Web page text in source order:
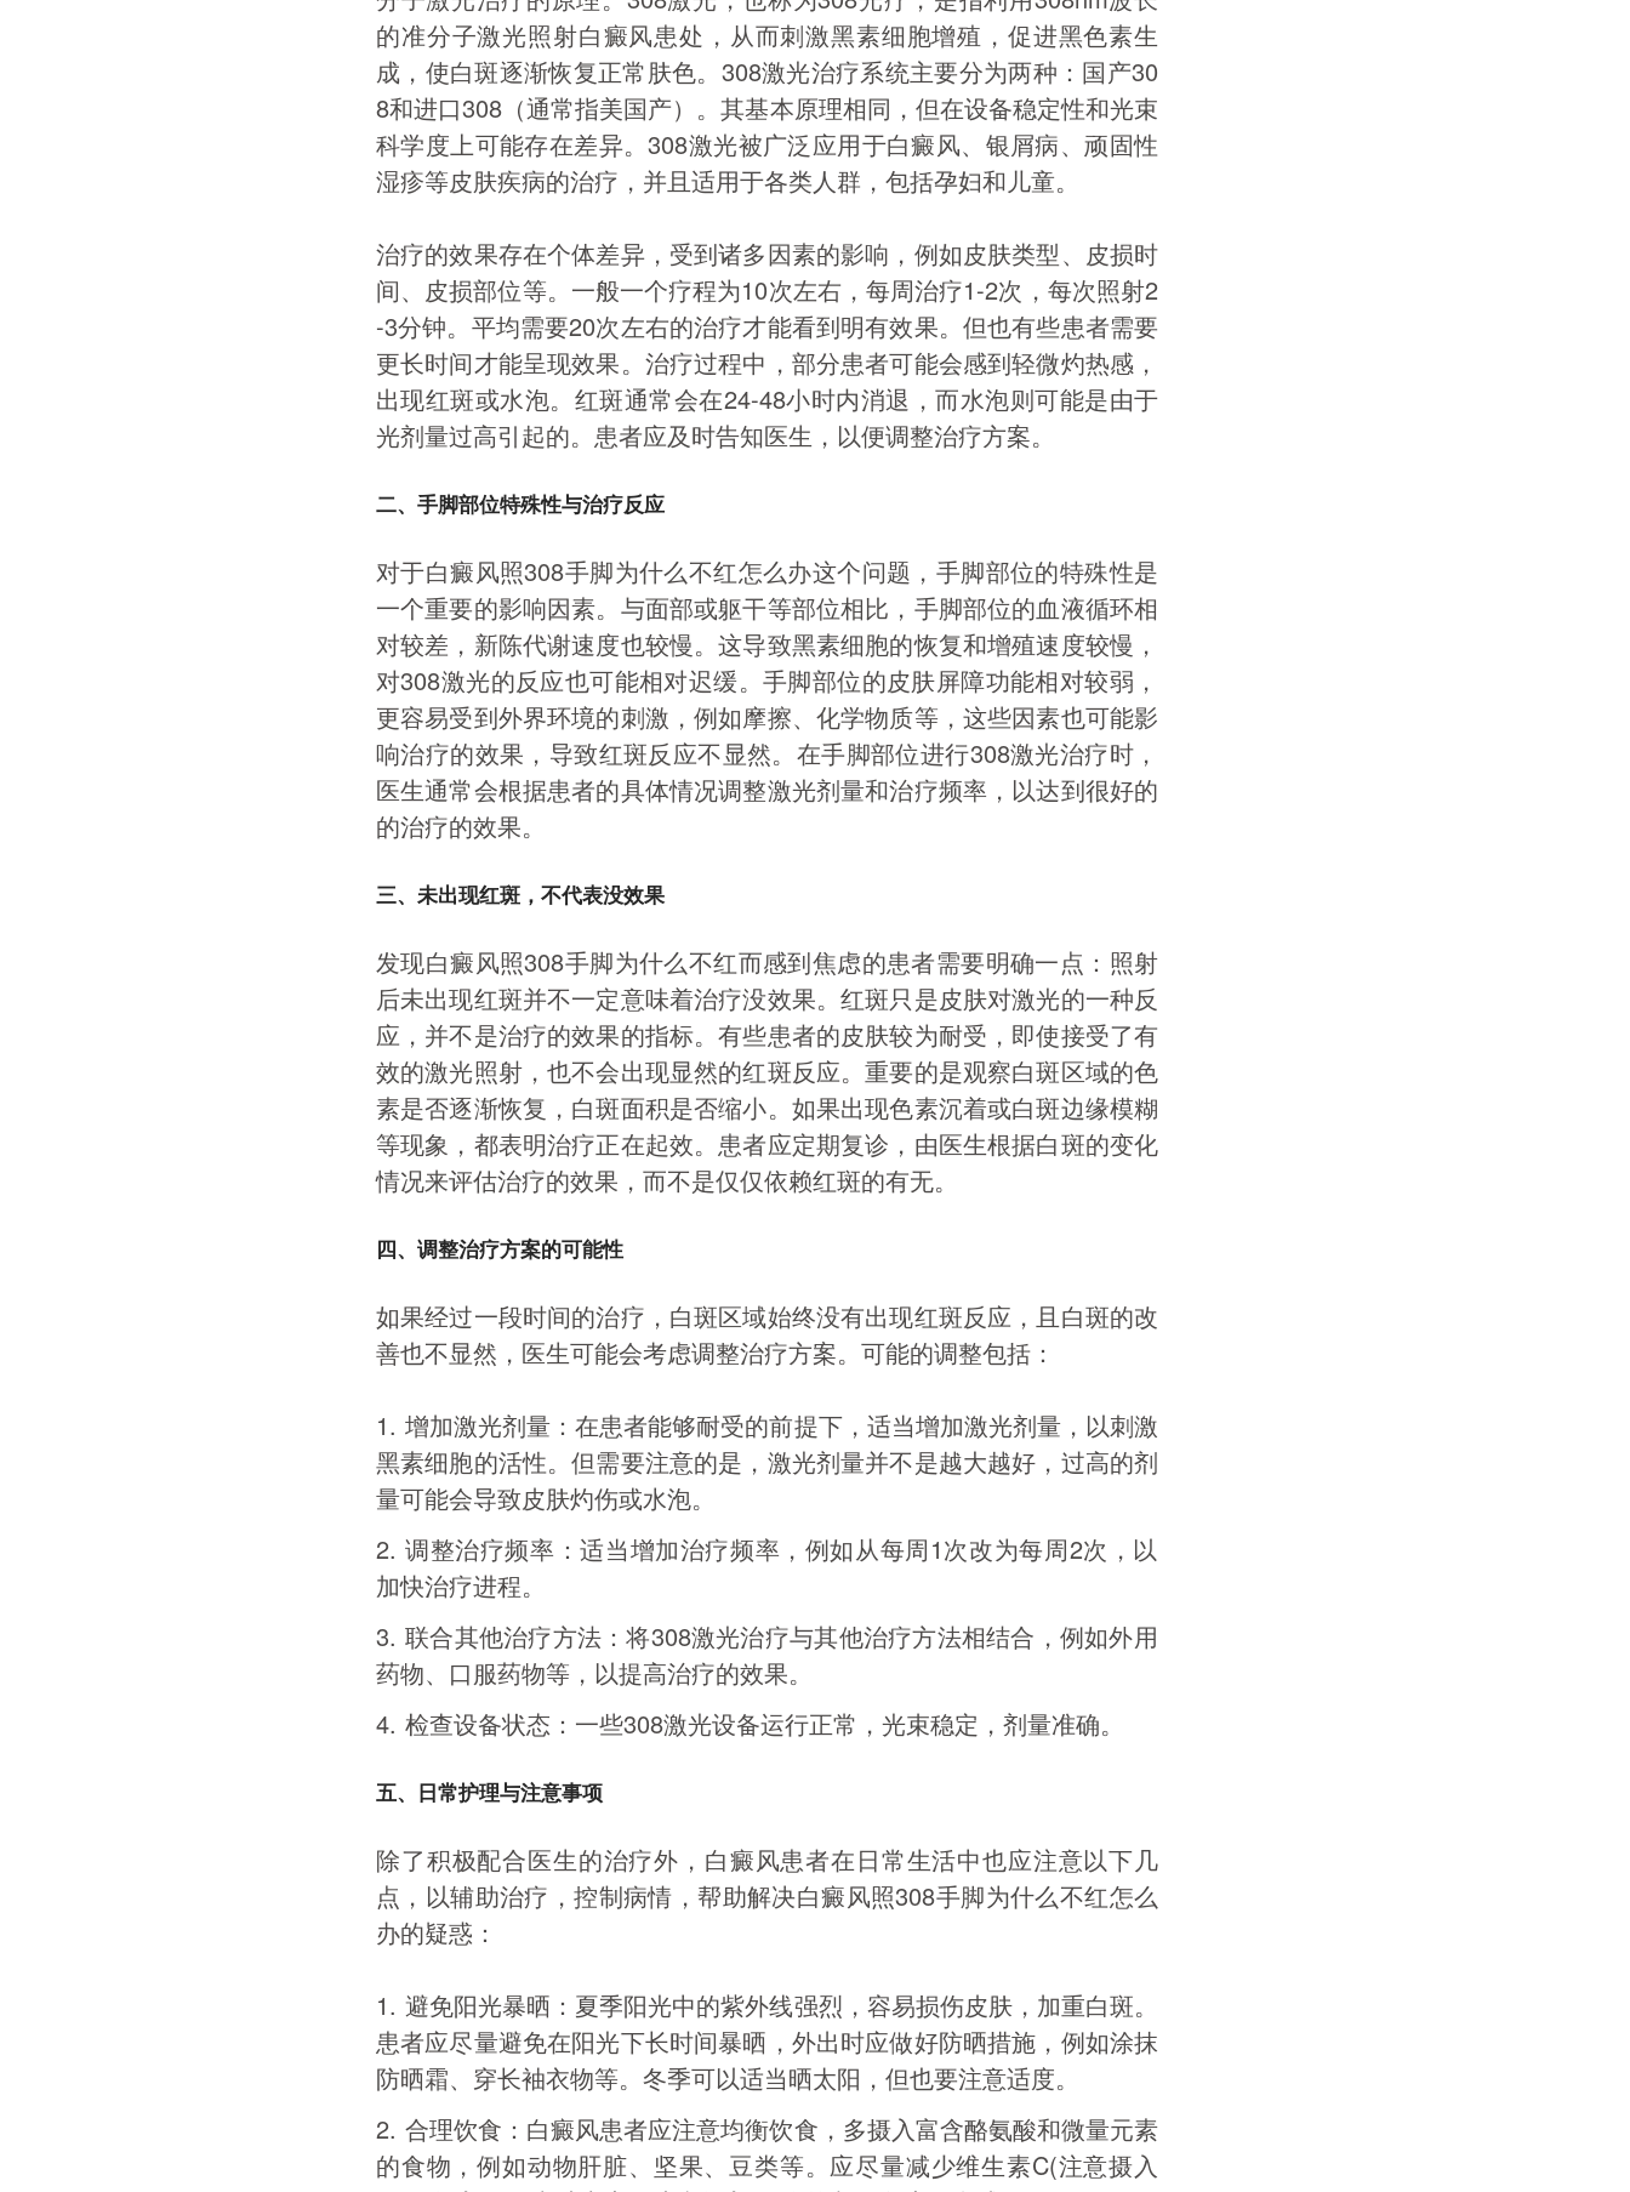
的准分子激光照射白癜风患处，从而刺激黑素细胞增殖，促进黑色素生
成，使白斑逐渐恢复正常肤色。308激光治疗系统主要分为两种：国产30
8和进口308（通常指美国产）。其基本原理相同，但在设备稳定性和光束
科学度上可能存在差异。308激光被广泛应用于白癜风、银屑病、顽固性
湿疹等皮肤疾病的治疗，并且适用于各类人群，包括孕妇和儿童。
治疗的效果存在个体差异，受到诸多因素的影响，例如皮肤类型、皮损时
间、皮损部位等。一般一个疗程为10次左右，每周治疗1-2次，每次照射2
-3分钟。平均需要20次左右的治疗才能看到明有效果。但也有些患者需要
更长时间才能呈现效果。治疗过程中，部分患者可能会感到轻微灼热感，
出现红斑或水泡。红斑通常会在24-48小时内消退，而水泡则可能是由于
光剂量过高引起的。患者应及时告知医生，以便调整治疗方案。
二、手脚部位特殊性与治疗反应
对于白癜风照308手脚为什么不红怎么办这个问题，手脚部位的特殊性是
一个重要的影响因素。与面部或躯干等部位相比，手脚部位的血液循环相
对较差，新陈代谢速度也较慢。这导致黑素细胞的恢复和增殖速度较慢，
对308激光的反应也可能相对迟缓。手脚部位的皮肤屏障功能相对较弱，
更容易受到外界环境的刺激，例如摩擦、化学物质等，这些因素也可能影
响治疗的效果，导致红斑反应不显然。在手脚部位进行308激光治疗时，
医生通常会根据患者的具体情况调整激光剂量和治疗频率，以达到很好的
的治疗的效果。
三、未出现红斑，不代表没效果
发现白癜风照308手脚为什么不红而感到焦虑的患者需要明确一点：照射
后未出现红斑并不一定意味着治疗没效果。红斑只是皮肤对激光的一种反
应，并不是治疗的效果的指标。有些患者的皮肤较为耐受，即使接受了有
效的激光照射，也不会出现显然的红斑反应。重要的是观察白斑区域的色
素是否逐渐恢复，白斑面积是否缩小。如果出现色素沉着或白斑边缘模糊
等现象，都表明治疗正在起效。患者应定期复诊，由医生根据白斑的变化
情况来评估治疗的效果，而不是仅仅依赖红斑的有无。
四、调整治疗方案的可能性
如果经过一段时间的治疗，白斑区域始终没有出现红斑反应，且白斑的改
善也不显然，医生可能会考虑调整治疗方案。可能的调整包括：
1. 增加激光剂量：在患者能够耐受的前提下，适当增加激光剂量，以刺激
黑素细胞的活性。但需要注意的是，激光剂量并不是越大越好，过高的剂
量可能会导致皮肤灼伤或水泡。
2. 调整治疗频率：适当增加治疗频率，例如从每周1次改为每周2次，以
加快治疗进程。
3. 联合其他治疗方法：将308激光治疗与其他治疗方法相结合，例如外用
药物、口服药物等，以提高治疗的效果。
4. 检查设备状态：一些308激光设备运行正常，光束稳定，剂量准确。
五、日常护理与注意事项
除了积极配合医生的治疗外，白癜风患者在日常生活中也应注意以下几
点，以辅助治疗，控制病情，帮助解决白癜风照308手脚为什么不红怎么
办的疑惑：
1. 避免阳光暴晒：夏季阳光中的紫外线强烈，容易损伤皮肤，加重白斑。
患者应尽量避免在阳光下长时间暴晒，外出时应做好防晒措施，例如涂抹
防晒霜、穿长袖衣物等。冬季可以适当晒太阳，但也要注意适度。
2. 合理饮食：白癜风患者应注意均衡饮食，多摄入富含酪氨酸和微量元素
的食物，例如动物肝脏、坚果、豆类等。应尽量减少维生素C(注意摄入